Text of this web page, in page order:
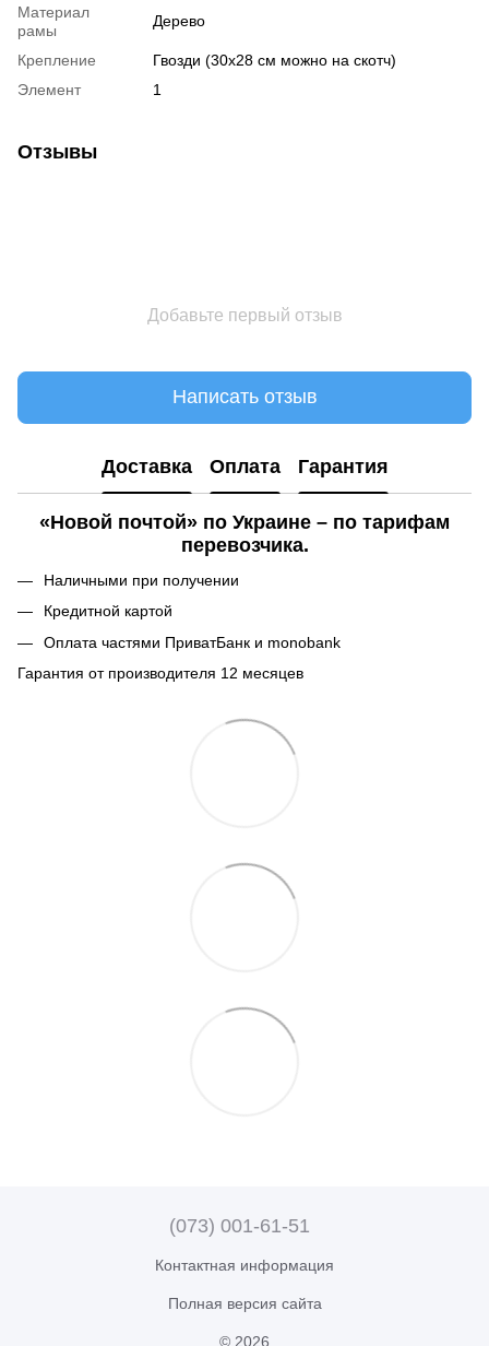
Материал
рамы
Дерево
Крепление
Гвозди (30х28 см можно на скотч)
Элемент
1
Отзывы
Добавьте первый отзыв
Написать отзыв
Доставка Оплата Гарантия
«Новой почтой» по Украине – по тарифам
перевозчика.
Наличными при получении
Кредитной картой
Оплата частями ПриватБанк и monobank
Гарантия от производителя 12 месяцев
(073) 001-61-51
Контактная информация
Полная версия сайта
© 2026